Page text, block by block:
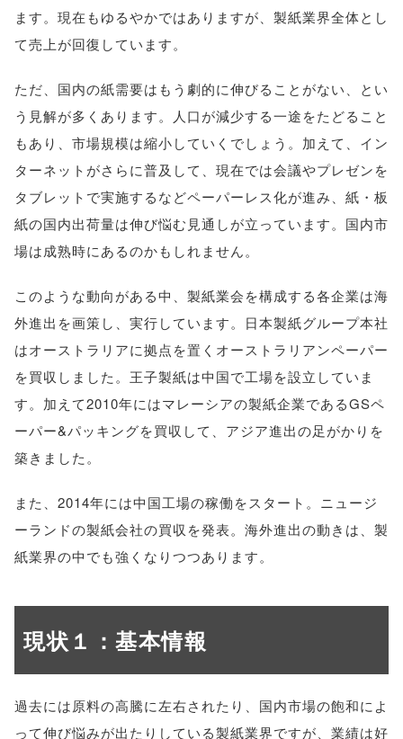
ます。現在もゆるやかではありますが、製紙業界全体とし
て売上が回復しています。
ただ、国内の紙需要はもう劇的に伸びることがない、とい
う見解が多くあります。人口が減少する一途をたどること
もあり、市場規模は縮小していくでしょう。加えて、イン
ターネットがさらに普及して、現在では会議やプレゼンを
タブレットで実施するなどペーパーレス化が進み、紙・板
紙の国内出荷量は伸び悩む見通しが立っています。国内市
場は成熟時にあるのかもしれません。
このような動向がある中、製紙業会を構成する各企業は海
外進出を画策し、実行しています。日本製紙グループ本社
はオーストラリアに拠点を置くオーストラリアンペーパー
を買収しました。王子製紙は中国で工場を設立していま
す。加えて2010年にはマレーシアの製紙企業であるGSペ
ーパー&パッキングを買収して、アジア進出の足がかりを
築きました。
また、2014年には中国工場の稼働をスタート。ニュージ
ーランドの製紙会社の買収を発表。海外進出の動きは、製
紙業界の中でも強くなりつつあります。
現状１：基本情報
過去には原料の高騰に左右されたり、国内市場の飽和によ
って伸び悩みが出たりしている製紙業界ですが、業績は好